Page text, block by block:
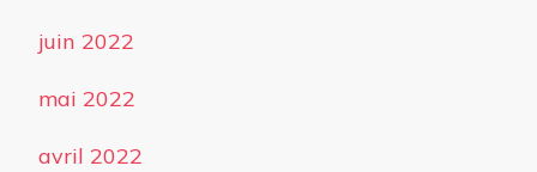
juin 2022
mai 2022
avril 2022